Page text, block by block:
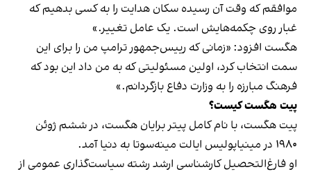
موافقم که وقت آن رسیده سکان هدایت را به کسی بدهیم که
غبار روی چکمه‌هایش است. یک عامل تغییر.»
هگست افزود: «زمانی که رییس‌جمهور ترامپ من را برای این
سمت انتخاب کرد، اولین مسئولیتی که به من داد این بود که
فرهنگ مبارزه را به وزارت دفاع بازگردانم.»
پیت هگست کیست؟
پیت هگست، با نام کامل پیتر برایان هگست، در ششم ژوئن
۱۹۸۰ در مینیاپولیس ایالت مینه‌سوتا به دنیا آمد.
او فارغ‌التحصیل کارشناسی ارشد رشته سیاست‌گذاری عمومی از